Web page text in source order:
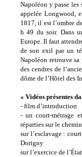
Napoléon y passe les
appelée Longwood,
1817, il est l’ombre
h 49 du soir. Dans
Europe. Il faut
de son exil par un
Napoléon retrouve
des cendres de
dôme de l’Hôtel des
« Vidéos présentes
- film d’introduction
- un court-métrage
réparties sur le
sur l’esclavage :
Dorigny
sur l’exercice de